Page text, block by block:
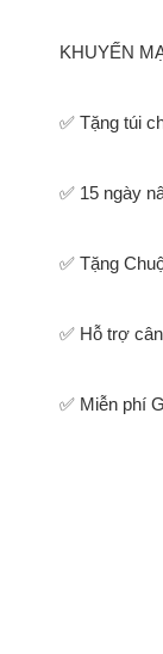
KHUYẾN
✅ Tặng túi
✅ 15 ngày
✅ Tặng
✅ Hỗ trợ
✅ Miễn phí